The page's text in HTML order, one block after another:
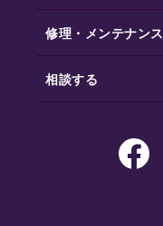
修理・メンテナンス
相談する